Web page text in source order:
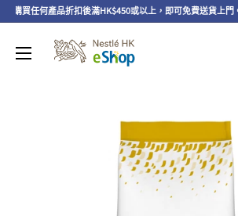
購買任何產品折扣後滿HK$450或以上，即可免費送貨上門。